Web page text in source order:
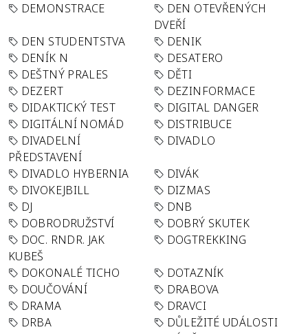
DEMONSTRACE
DEN OTEVŘENÝCH
DVEŘÍ
DEN STUDENTSTVA
DENIK
DENÍK N
DESATERO
DEŠTNÝ PRALES
DĚTI
DEZERT
DEZINFORMACE
DIDAKTICKÝ TEST
DIGITAL DANGER
DIGITÁLNÍ NOMÁD
DISTRIBUCE
DIVADELNÍ
PŘEDSTAVENÍ
DIVADLO
DIVADLO HYBERNIA
DIVÁK
DIVOKEJBILL
DIZMAS
DJ
DNB
DOBRODRUŽSTVÍ
DOBRÝ SKUTEK
DOC. RNDR. JAK
KUBEŠ
DOGTREKKING
DOKONALÉ TICHO
DOTAZNÍK
DOUČOVÁNÍ
DRABOVA
DRAMA
DRAVCI
DRBA
DŮLEŽITÉ UDÁLOSTI